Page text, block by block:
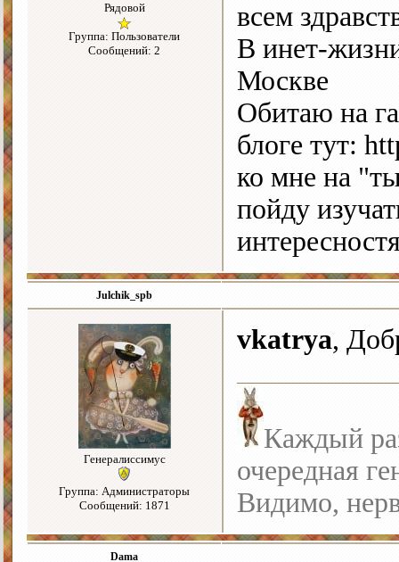
Рядовой
Группа: Пользователи
Сообщений: 2
всем
В инет-
Москве
Обитаю на
блоге тут:
ко мне на
пойду
Julchik_spb
Генералиссимус
Группа: Администраторы
Сообщений: 1871
vkatrya,
Каждый
очередная
Видимо,
Dama